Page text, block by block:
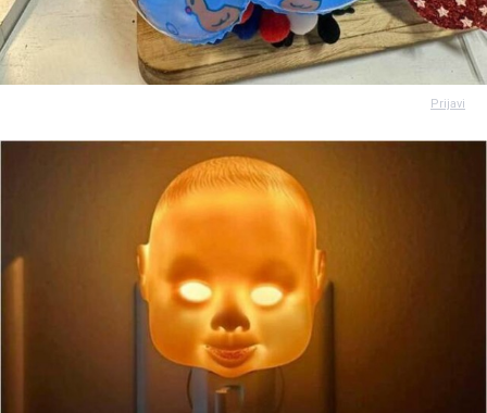
Prijavi